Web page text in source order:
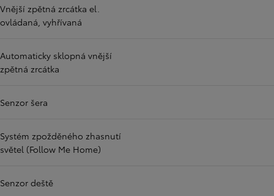
Vnější zpětná zrcátka el.
ovládaná, vyhřívaná
Automaticky sklopná vnější
zpětná zrcátka
Senzor šera
Systém zpožděného zhasnutí
světel (Follow Me Home)
Senzor deště